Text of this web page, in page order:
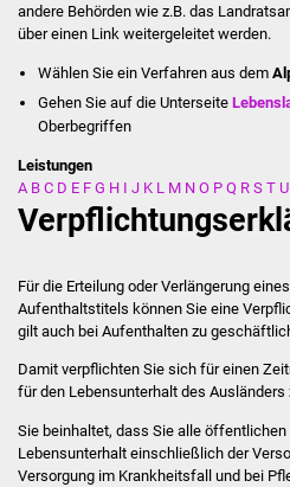
andere Behörden wie z.B. das
über einen Link weitergeleitet werden.
Wählen Sie ein Verfahren aus dem
Gehen Sie auf die Unterseite
Oberbegriffen
Leistungen
A B C D E F G H I J K L M N O P Q R S T U
Für die Erteilung oder Verlängerung
Aufenthaltstitels können Sie eine
gilt auch bei Aufenthalten zu
Damit verpflichten Sie sich für einen
für den Lebensunterhalt des Ausländers
Sie beinhaltet, dass Sie alle
Lebensunterhalt einschließlich der
Versorgung im Krankheitsfall und bei